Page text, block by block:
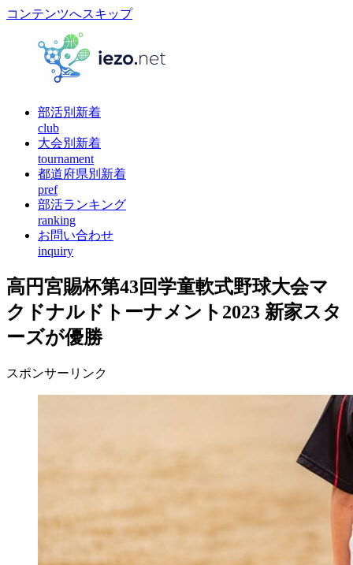
コンテンツへスキップ
部活別新着
club
大会別新着
tournament
都道府県別新着
pref
部活ランキング
ranking
お問い合わせ
inquiry
高円宮賜杯第43回学童軟式野球大会マ
クドナルドトーナメント2023 新家スタ
ーズが優勝
スポンサーリンク